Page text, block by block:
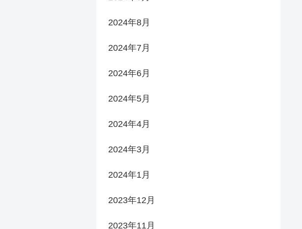
2024年8月
2024年7月
2024年6月
2024年5月
2024年4月
2024年3月
2024年1月
2023年12月
2023年11月